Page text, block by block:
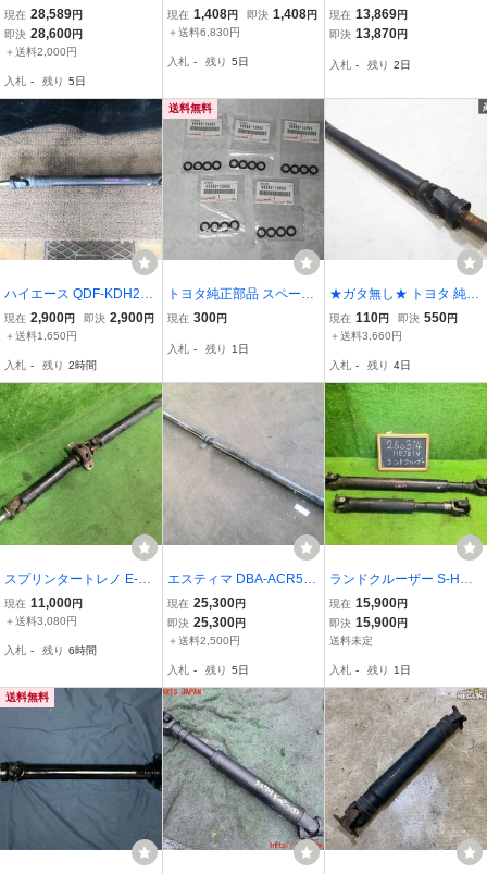
クⅡ チェイサー クレスタ
ツアラーV 1JZ-GTE R154
5MT 5速 プロペラシャフ
即納
現在 28,589円
即決 28,600円
＋送料2,000円
入札 - 残り 5日
スト プロペラシャフト 1
軸2軸 セット 2JZ-GTE ジ
T6-609
現在 1,408円 即決 1,408円
＋送料6,830円
入札 - 残り 5日
リヤプロペラシャフトユ
ニバーサルジョイント ス
60 TOYOTA LEXUS Genu
現在 13,869円
即決 13,870円
入札 - 残り 2日
ハイエース QDF-KDH201
V リア プロペラ シャフト
ロングDX GLパッケージ
A10
現在 2,900円 即決 2,900円
＋送料1,650円
入札 - 残り 2時間
送料無料
トヨタ純正部品 スペーサ
ー ワッシャ 90560-10H0
現在 300円
入札 - 残り 1日
★ガタ無し★ トヨタ 純正
200系 ハイエース プロペ
ラシャフト ペラシャ 1軸
現在 110円 即決 550円
＋送料3,660円
入札 - 残り 4日
スプリンタートレノ E-AE
86 リアプロペラシャフト
GT
現在 11,000円
＋送料3,080円
入札 - 残り 6時間
エスティマ DBA-ACR55
W リア プロペラ シャフト
37100-28140 個人宅不可
同梱不可 即決品
現在 25,300円
即決 25,300円
＋送料2,500円
入札 - 残り 5日
ランドクルーザー S-HDJ
81V リアプロペラシャフ
ト 2本セット 80ランクル
37140-60340 自社品番26
現在 15,900円
即決 15,900円
送料未定
入札 - 残り 1日
送料無料